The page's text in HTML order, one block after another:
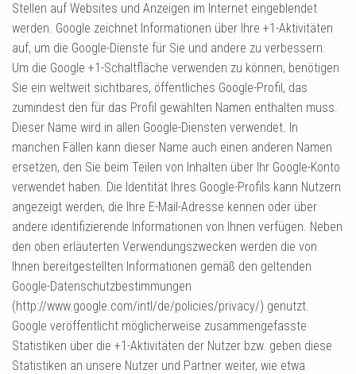
Stellen auf Websites und Anzeigen im Internet eingeblendet
werden. Google zeichnet Informationen über Ihre +1-Aktivitäten
auf, um die Google-Dienste für Sie und andere zu verbessern.
Um die Google +1-Schaltfläche verwenden zu können, benötigen
Sie ein weltweit sichtbares, öffentliches Google-Profil, das
zumindest den für das Profil gewählten Namen enthalten muss.
Dieser Name wird in allen Google-Diensten verwendet. In
manchen Fällen kann dieser Name auch einen anderen Namen
ersetzen, den Sie beim Teilen von Inhalten über Ihr Google-Konto
verwendet haben. Die Identität Ihres Google-Profils kann Nutzern
angezeigt werden, die Ihre E-Mail-Adresse kennen oder über
andere identifizierende Informationen von Ihnen verfügen. Neben
den oben erläuterten Verwendungszwecken werden die von
Ihnen bereitgestellten Informationen gemäß den geltenden
Google-Datenschutzbestimmungen
(http://www.google.com/intl/de/policies/privacy/) genutzt.
Google veröffentlicht möglicherweise zusammengefasste
Statistiken über die +1-Aktivitäten der Nutzer bzw. geben diese
Statistiken an unsere Nutzer und Partner weiter, wie etwa